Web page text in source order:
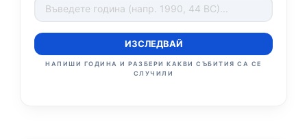
ИЗСЛЕДВАЙ
НАПИШИ ГОДИНА И РАЗБЕРИ КАКВИ СЪБИТИЯ СА СЕ
СЛУЧИЛИ